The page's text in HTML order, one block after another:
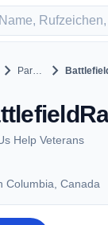
chevron_right Parksville chevron_right
Help Veterans
Columbia, Canada